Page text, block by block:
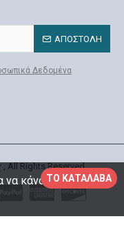
ΑΠΟΣΤΟΛΉ
Δεδομένα
All Rights Reserved
ΤΟ ΚΑΤΆΛΑΒΑ
να κάνουμε το site